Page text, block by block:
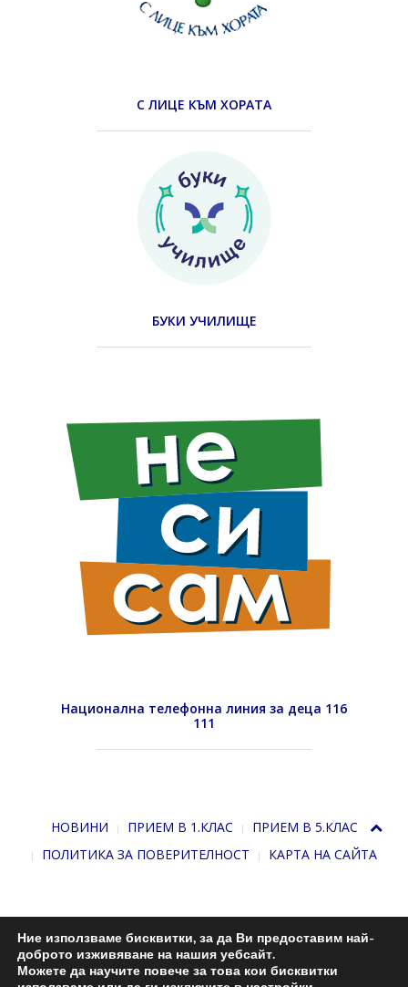
С ЛИЦЕ КЪМ ХОРАТА
БУКИ УЧИЛИЩЕ
Национална телефонна линия за деца 116
111
НОВИНИ ПРИЕМ В 1.КЛАС
ПРИЕМ В 5.КЛАС
ПОЛИТИКА ЗА ПОВЕРИТЕЛНОСТ
КАРТА НА САЙТА
С подкрепата наНиколай Комнев. 2013-2026
Ние използваме бисквитки, за да Ви предоставим най-
доброто изживяване на нашия уебсайт.
Можете да научите повече за това кои бисквитки